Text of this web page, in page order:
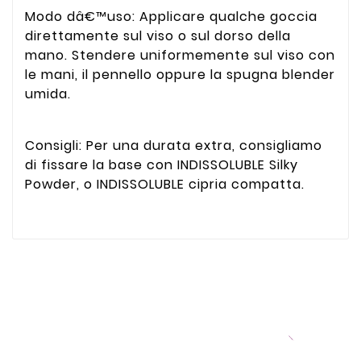
Modo dâ€™uso: Applicare qualche goccia
direttamente sul viso o sul dorso della
mano. Stendere uniformemente sul viso con
le mani, il pennello oppure la spugna blender
umida.
Consigli: Per una durata extra, consigliamo
di fissare la base con INDISSOLUBLE Silky
Powder, o INDISSOLUBLE cipria compatta.